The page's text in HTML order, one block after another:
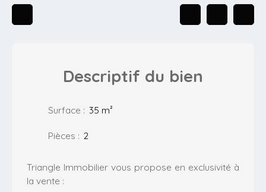
Descriptif du bien
Surface : 35 m²
Pièces : 2
Triangle Immobilier vous propose en exclusivité à
la vente :